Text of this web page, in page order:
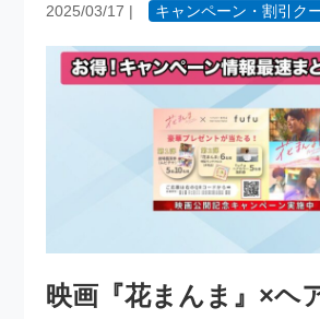
2025/03/17 | キャンペーン・割引ク
映画『花まんま』×ヘ